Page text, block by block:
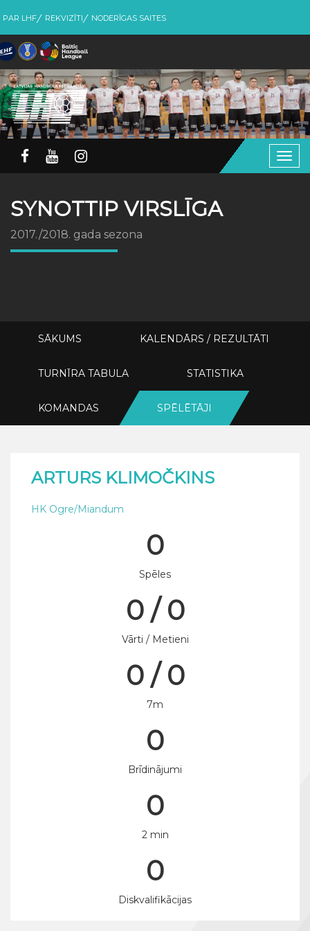
PAR LHF REKVIZĪTI NODERĪGAS SAITES
SYNOTTIP VIRSLĪGA
2017./2018. gada sezona
SĀKUMS KALENDĀRS / REZULTĀTI
TURNĪRA TABULA STATISTIKA
KOMANDAS SPĒLĒTĀJI
ARTURS KLIMOČKINS
HK Ogre/Miandum
0
Spēles
0 / 0
Vārti / Metieni
0 / 0
7m
0
Brīdinājumi
0
2 min
0
Diskvalifikācijas